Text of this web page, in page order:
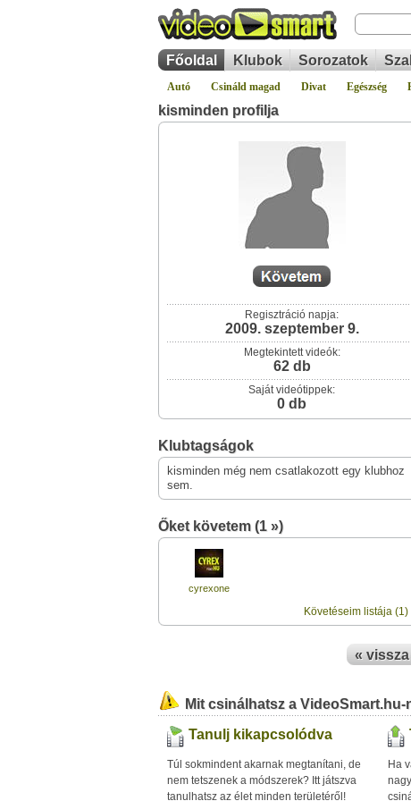
Főoldal Klubok Sorozatok
Autó Csináld magad Divat Egészség
kisminden profilja
Regisztráció napja:
2009. szeptember 9.
Megtekintett videók:
62 db
Saját videótippek:
0 db
Klubtagságok
kisminden még nem csatlakozott egy klubhoz
sem.
Őket követem (1 »)
cyrexone
Követéseim listája (1)
«
Mit csinálhatsz a VideoSmart.hu-
Tanulj kikapcsolódva
Túl sokmindent akarnak megtanítani, de
nem tetszenek a módszerek? Itt játszva
tanulhatsz az élet minden területéről!
Ha